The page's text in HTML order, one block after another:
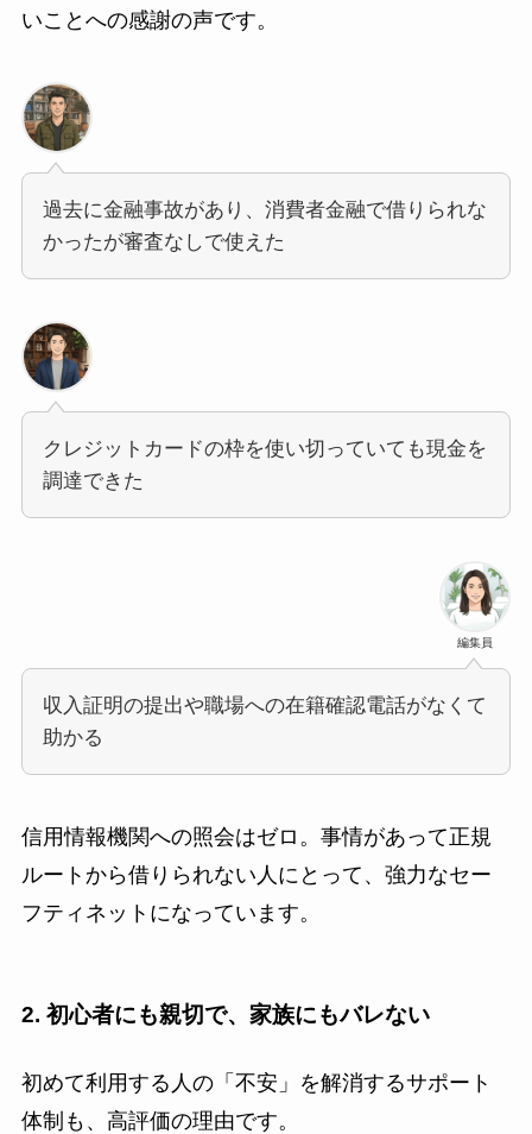
いことへの感謝の声です。
過去に金融事故があり、消費者金融で借りられな
かったが審査なしで使えた
クレジットカードの枠を使い切っていても現金を
調達できた
編集員
収入証明の提出や職場への在籍確認電話がなくて
助かる
信用情報機関への照会はゼロ。事情があって正規
ルートから借りられない人にとって、強力なセー
フティネットになっています。
2. 初心者にも親切で、家族にもバレない
初めて利用する人の「不安」を解消するサポート
体制も、高評価の理由です。